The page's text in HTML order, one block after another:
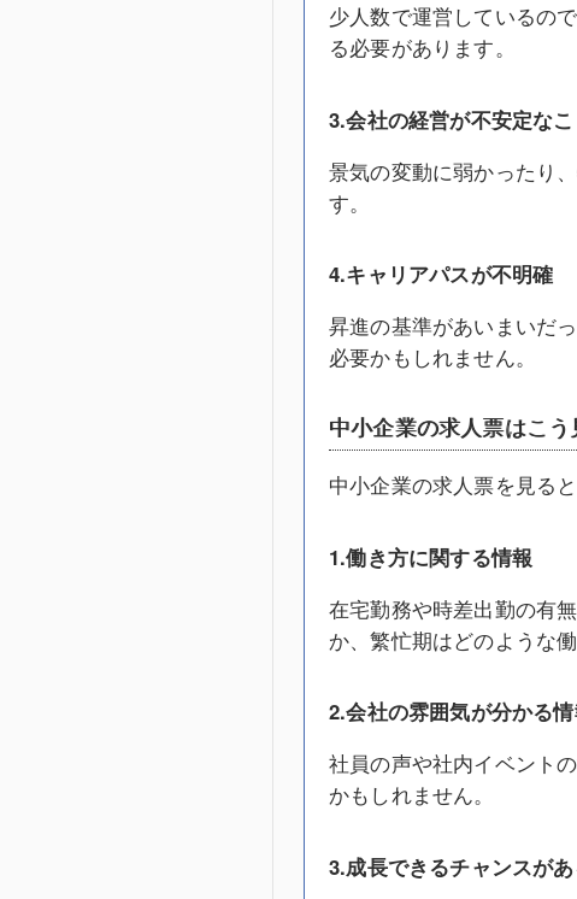
少人数で運営しているの
る必要があります。
3.会社の経営が不安定な
景気の変動に弱かったり
す。
4.キャリアパスが不明確
昇進の基準があいまいだ
必要かもしれません。
中小企業の求人票はこう
中小企業の求人票を見る
1.働き方に関する情報
在宅勤務や時差出勤の有
か、繁忙期はどのような
2.会社の雰囲気が分かる
社員の声や社内イベント
かもしれません。
3.成長できるチャンスが